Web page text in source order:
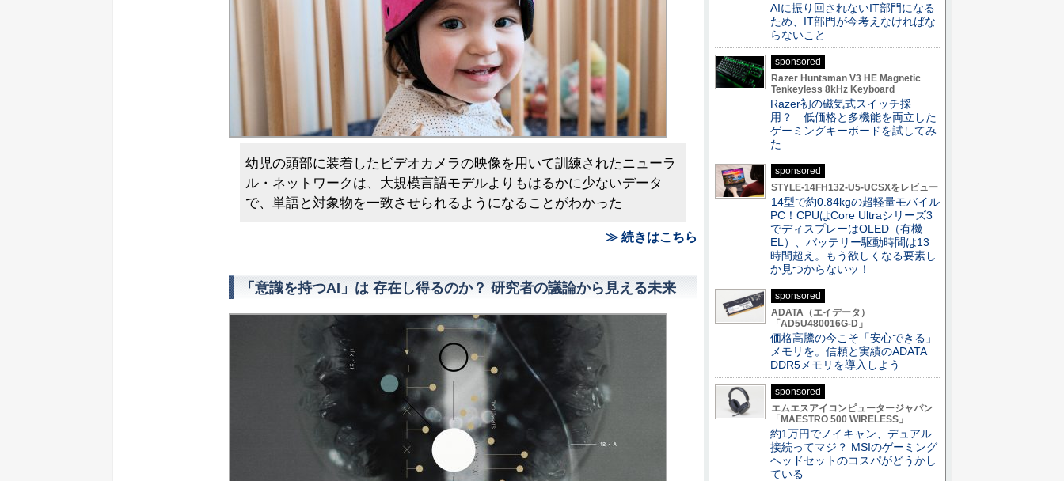
幼児の頭部に装着したビデオカメラの映像を用いて訓練されたニューラ
ル・ネットワークは、大規模言語モデルよりもはるかに少ないデータ
で、単語と対象物を一致させられるようになることがわかった
≫ 続きはこちら
「意識を持つAI」は 存在し得るのか？ 研究者の議論から見える未来
AIに振り回されないIT部門になる
ため、IT部門が今考えなければな
らないこと
sponsored
Razer Huntsman V3 HE Magnetic
Tenkeyless 8kHz Keyboard
Razer初の磁気式スイッチ採
用？ 低価格と多機能を両立した
ゲーミングキーボードを試してみ
た
sponsored
STYLE-14FH132-U5-UCSXをレビュー
14型で約0.84kgの超軽量モバイル
PC！CPUはCore Ultraシリーズ3
でディスプレーはOLED（有機
EL）、バッテリー駆動時間は13
時間超え。もう欲しくなる要素し
か見つからないッ！
sponsored
ADATA（エイデータ）
「AD5U480016G-D」
価格高騰の今こそ「安心できる」
メモリを。信頼と実績のADATA
DDR5メモリを導入しよう
sponsored
エムエスアイコンピュータージャパン
「MAESTRO 500 WIRELESS」
約1万円でノイキャン、デュアル
接続ってマジ？ MSIのゲーミング
ヘッドセットのコスパがどうかし
ている